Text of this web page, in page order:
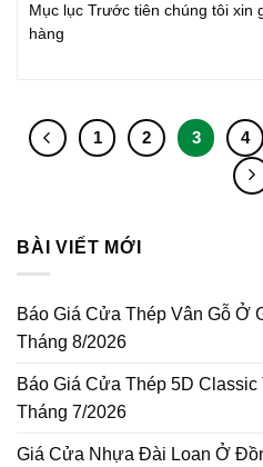
Mục lục Trước tiên chúng tôi xin
hàng
1 2 3 4
BÀI VIẾT MỚI
Báo Giá Cửa Thép Vân Gỗ Ở
Tháng 8/2026
Báo Giá Cửa Thép 5D
Tháng 7/2026
Giá Cửa Nhựa Đài Loan Ở